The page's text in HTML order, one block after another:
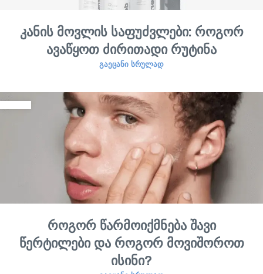
კანის მოვლის საფუძვლები: როგორ
ავაწყოთ ძირითადი რუტინა
ᲒᲐᲔᲪᲐᲜᲘ ᲡᲠᲣᲚᲐᲓ
როგორ წარმოიქმნება შავი
წერტილები და როგორ მოვიშოროთ
ისინი?